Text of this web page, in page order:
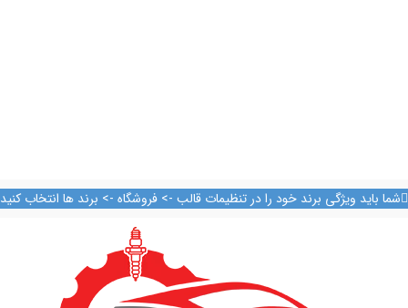
شما باید ویژگی برند خود را در تنظیمات قالب -> فروشگاه -> برند ها انتخاب کنید